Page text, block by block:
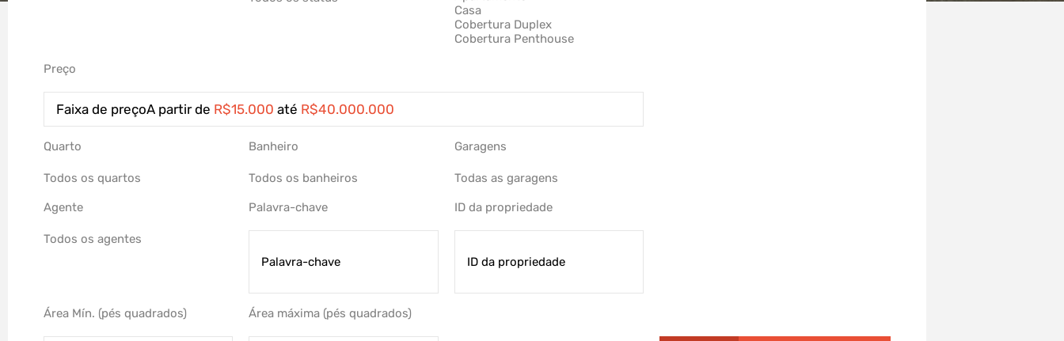
Preço
Faixa de preçoA partir de R$15.000 até R$40.000.000
Quarto Banheiro Garagens
Agente
Área Mín. (pés quadrados) Área máxima (pés quadrados)
Palavra-chave ID da propriedade